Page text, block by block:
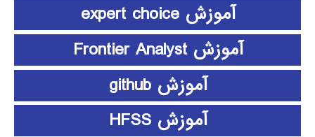
آموزش expert choice
آموزش Frontier Analyst
آموزش github
آموزش HFSS